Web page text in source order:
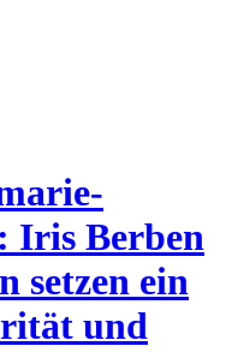
Iris Berben
setzen ein
und